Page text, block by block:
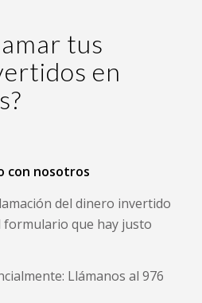
tus
en
con nosotros
del dinero invertido
que hay justo
Llámanos al 976